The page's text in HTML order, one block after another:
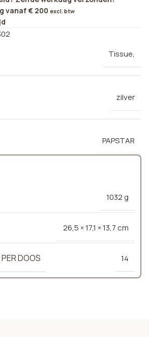
vanaf € 200 excl. btw
Tissue,
zilver
PAPSTAR
1032 g
26,5 × 17,1 × 13,7 cm
DOOS 14